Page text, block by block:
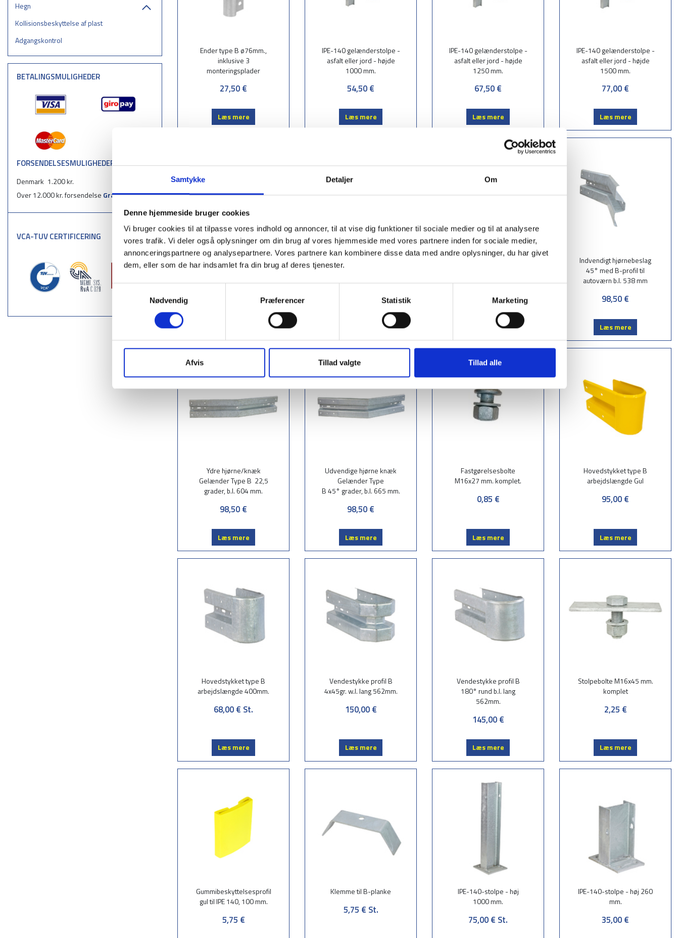
Samtykke Detaljer Om
Denne hjemmeside bruger cookies
Vi bruger cookies til at tilpasse vores indhold og annoncer, til at vise dig funktioner til sociale medier og til at analysere
vores trafik. Vi deler også oplysninger om din brug af vores hjemmeside med vores partnere inden for sociale medier,
annonceringspartnere og analysepartnere. Vores partnere kan kombinere disse data med andre oplysninger, du har givet
dem, eller som de har indsamlet fra din brug af deres tjenester.
Samtykkevalg
Nødvendig
Præferencer Statistik Marketing
Afvis Tillad valgte Tillad alle
Hegn
Kollisionsbeskyttelse af plast
Adgangskontrol
BETALINGSMULIGHEDER
FORSENDELSESMULIGHEDER
Denmark 1.200 kr.
Over 12.000 kr. forsendelse Gratis
VCA-TUV CERTIFICERING
Ender type B ø76mm.,
inklusive 3
monteringsplader
27,50 €
Læs mere
IPE-140 gelænderstolpe -
asfalt eller jord - højde
1000 mm.
54,50 €
Læs mere
IPE-140 gelænderstolpe -
asfalt eller jord - højde
1250 mm.
67,50 €
Læs mere
IPE-140 gelænderstolpe -
asfalt eller jord - højde
1500 mm.
77,00 €
Læs mere
IPE-140 gelænderstolpe -
asfalt eller jord - højde
1700 mm.
IPE-140 gelænderstolpe -
asfalt eller jord - højde
2000 mm.
Invendig knæk/bøjning
grader, b.l. 604 mm.
98,50 €
Læs mere
Indvendigt hjørnebeslag
45° med B-profil til
autoværn b.l. 538 mm
98,50 €
Læs mere
Ydre hjørne/knæk
Gelænder Type B 22,5
grader, b.l. 604 mm.
98,50 €
Læs mere
Udvendige hjørne knæk
Gelænder Type
B 45° grader, b.l. 665 mm.
98,50 €
Læs mere
Fastgørelsesbolte
M16x27 mm. komplet.
0,85 €
Læs mere
Hovedstykket type B
arbejdslængde Gul
95,00 €
Læs mere
Hovedstykket type B
arbejdslængde 400mm.
68,00 € St.
Læs mere
Vendestykke profil B
4x45gr. w.l. lang 562mm.
150,00 €
Læs mere
Vendestykke profil B
180° rund b.l. lang
562mm.
145,00 €
Læs mere
Stolpebolte M16x45 mm.
komplet
2,25 €
Læs mere
Gummibeskyttelsesprofil
gul til IPE 140, 100 mm.
5,75 €
Klemme til B-planke
5,75 € St.
IPE-140-stolpe - høj
1000 mm.
75,00 € St.
IPE-140-stolpe - høj 260
mm.
35,00 €